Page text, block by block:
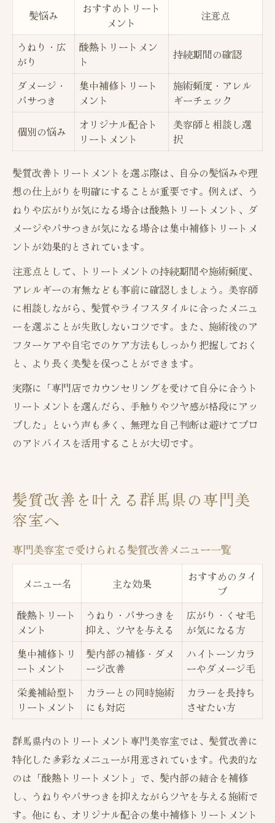
髪悩み
おすすめトリート
メント
注意点
うねり・広
がり
酸熱トリートメン
ト
持続期間の確認
ダメージ・
パサつき
集中補修トリート
メント
施術頻度・アレル
ギーチェック
個別の悩み
オリジナル配合ト
リートメント
美容師と相談し選
択
髪質改善トリートメントを選ぶ際は、自分の髪悩みや理
想の仕上がりを明確にすることが重要です。例えば、う
ねりや広がりが気になる場合は酸熱トリートメント、ダ
メージやパサつきが気になる場合は集中補修トリートメ
ントが効果的とされています。
注意点として、トリートメントの持続期間や施術頻度、
アレルギーの有無なども事前に確認しましょう。美容師
に相談しながら、髪質やライフスタイルに合ったメニュ
ーを選ぶことが失敗しないコツです。また、施術後のア
フターケアや自宅でのケア方法もしっかり把握しておく
と、より長く美髪を保つことができます。
実際に「専門店でカウンセリングを受けて自分に合うト
リートメントを選んだら、手触りやツヤ感が格段にアッ
プした」という声も多く、無理な自己判断は避けてプロ
のアドバイスを活用することが大切です。
髪質改善を叶える群馬県の専門美
容室へ
専門美容室で受けられる髪質改善メニュー一覧
メニュー名 主な効果
おすすめのタイ
プ
酸熱トリート
メント
うねり・パサつきを
抑え、ツヤを与える
広がり・くせ毛
が気になる方
集中補修トリ
ートメント
髪内部の補修・ダメ
ージ改善
ハイトーンカラ
ーやダメージ毛
栄養補給型ト
リートメント
カラーとの同時施術
にも対応
カラーを長持ち
させたい方
群馬県内のトリートメント専門美容室では、髪質改善に
特化した多彩なメニューが用意されています。代表的な
のは「酸熱トリートメント」で、髪内部の結合を補修
し、うねりやパサつきを抑えながらツヤを与える施術で
す。他にも、オリジナル配合の集中補修トリートメント